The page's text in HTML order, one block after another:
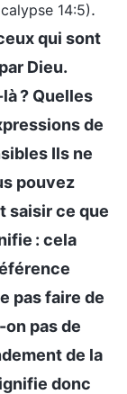
14:5).
qui sont
Dieu.
? Quelles
de
Ils ne
pouvez
saisir ce que
: cela
pas faire de
pas de
de la
donc